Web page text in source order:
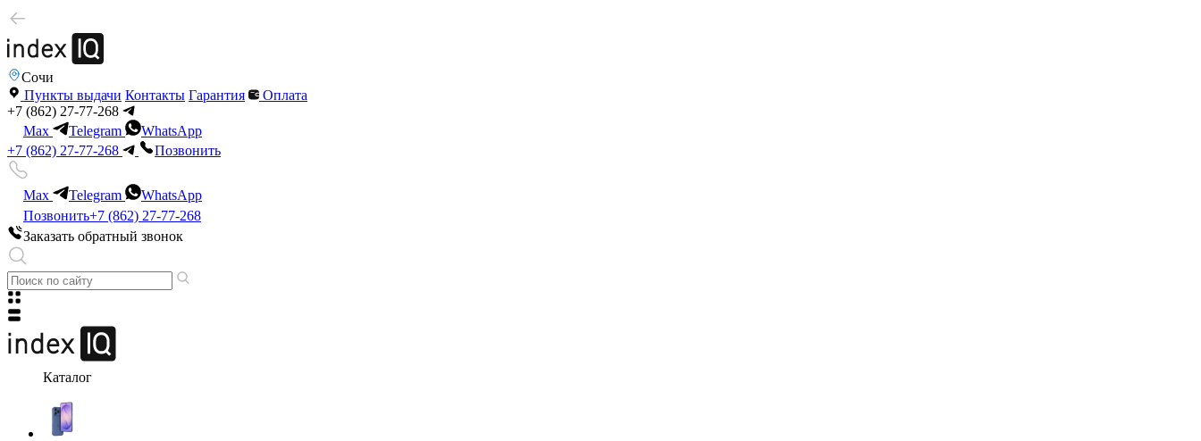
Сочи
Пункты выдачи Контакты Гарантия
Оплата
+7 (862) 27-77-268
Max
Telegram
WhatsApp
+7 (862) 27-77-268
Позвонить
Max Telegram
WhatsApp
Позвонить+7 (862) 27-77-268
Заказать обратный звонок
Каталог